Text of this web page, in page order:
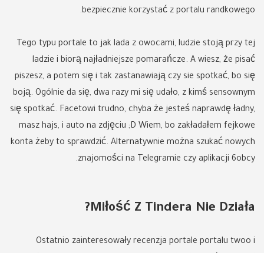
bezpiecznie korzystać z portalu randkowego.
Tego typu portale to jak lada z owocami, ludzie stoją przy tej
ladzie i biorą najładniejsze pomarańcze. A wiesz, że pisać
piszesz, a potem się i tak zastanawiają czy sie spotkać, bo się
boją. Ogólnie da się, dwa razy mi się udało, z kimś sensownym
się spotkać. Facetowi trudno, chyba że jesteś naprawdę ładny,
masz hajs, i auto na zdjęciu ;D Wiem, bo zakładałem fejkowe
konta żeby to sprawdzić. Alternatywnie można szukać nowych
znajomości na Telegramie czy aplikacji 6obcy.
Miłość Z Tindera Nie Działa?
Ostatnio zainteresowały recenzja portale portalu twoo i